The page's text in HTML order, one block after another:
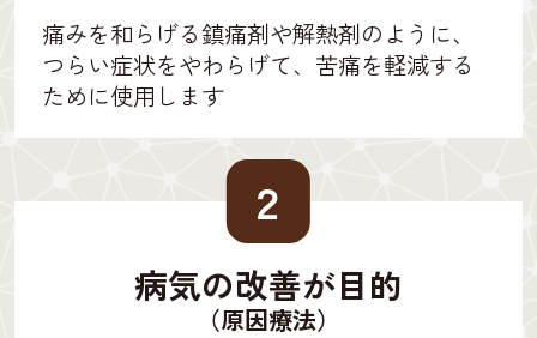
痛みを和らげる鎮痛剤や解熱剤のように、
つらい症状をやわらげて、苦痛を軽減する
ために使用します
２
病気の改善が目的
（原因療法）